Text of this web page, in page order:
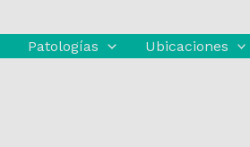
Patologías Ubicaciones